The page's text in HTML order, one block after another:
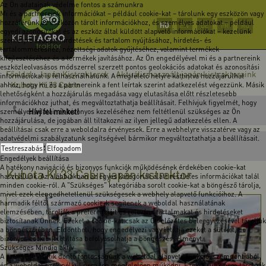
Az Ön adatainak védelme fontos a számunkra
Mi és a partnereink információkat – például cookie-kat – tárolunk egy eszközön vagy
hozzáférünk az eszközön tárolt információkhoz, és személyes adatokat – például
egyedi azonosítókat és az eszköz által küldött alapvető információkat – kezelünk
személyre szabott hirdetések és tartalom nyújtásához, hirdetés- és
tartalomméréshez, nézettségi adatok gyűjtéséhez, valamint termékek
kifejlesztéséhez és a termékek javításához. Az Ön engedélyével mi és a partnereink
eszközleolvasásos módszerrel szerzett pontos geolokációs adatokat és azonosítási
információkat is felhasználhatunk. A megfelelő helyre kattintva hozzájárulhat
ahhoz, hogy mi és a partnereink a fent leírtak szerint adatkezelést végezzünk. Másik
lehetőségként a hozzájárulás megadása vagy elutasítása előtt részletesebb
információkhoz juthat, és megváltoztathatja beállításait. Felhívjuk figyelmét, hogy
személyes adatainak bizonyos kezeléséhez nem feltétlenül szükséges az Ön
hozzájárulása, de jogában áll tiltakozni az ilyen jellegű adatkezelés ellen. A
beállításai csak erre a weboldalra érvényesek. Erre a webhelyre visszatérve vagy az
adatvédelmi szabályzatunk segítségével bármikor megváltoztathatja a beállításait.
Testreszabás Elfogadom
Engedélyek beállítása
A hatékony navigáció és bizonyos funkciók működésének érdekében cookie-kat
használunk. Az alábbiakban az egyes kategóriák alatt részletes információkat talál
minden cookie-ról. A "Szükséges" kategóriába sorolt cookie-kat a böngésző tárolja,
mivel ezek elengedhetetlenül szükségesek a webhely alapvető funkcióihoz. A
harmadik féltől származó cookie-k segítenek a weboldal használatának
elemzésében, tárolják a preferenciáit és releváns tartalmakat és hirdetéseket
biztosítanak Önnek. Ezeket a cookie-kat csak az Ön előzetes beleegyezésével tároljuk
a böngészőjében. Eldöntheti, hogy engedélyezi vagy letiltja ezeket a sütiket, de
bizonyos cookie-k letiltása befolyásolhatja a böngészési élményt.
Szükséges Mindig aktív
A szükséges sütik döntő fontosságúak a weboldal alapvető funkciói szempontjából,
HU EN DE FR RO
Főoldal-Japán Kistraktorok -Aktuális használt japán kistraktoraink
-Kubota KL33 Cabin
Hívj fel minket!
Írj üzenetet!
Kubota KL33 Cabin japán kistraktor